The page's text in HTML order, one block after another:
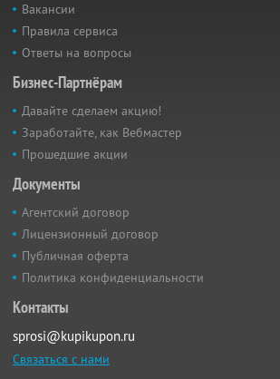
Вакансии
Правила сервиса
Ответы на вопросы
Бизнес-Партнёрам
Давайте сделаем акцию!
Заработайте, как Вебмастер
Прошедшие акции
Документы
Агентский договор
Лицензионный договор
Публичная оферта
Политика конфиденциальности
Контакты
sprosi@kupikupon.ru
Связаться с нами